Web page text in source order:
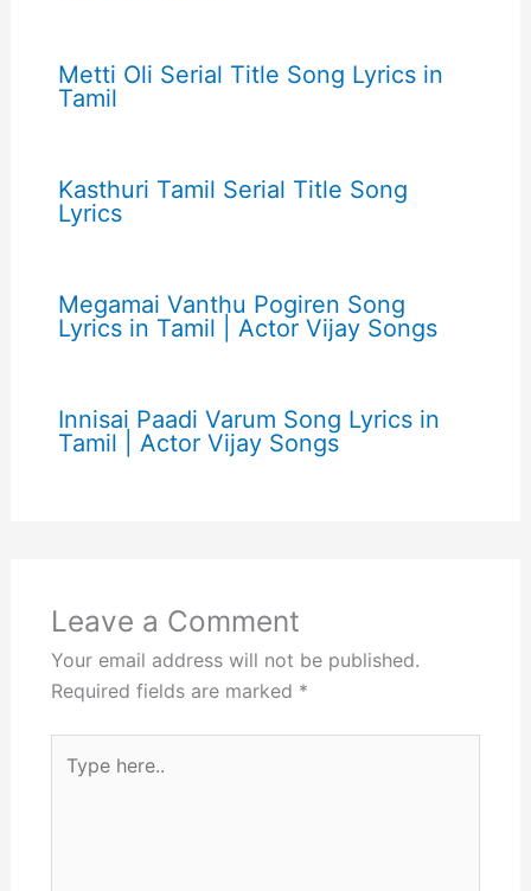
Metti Oli Serial Title Song Lyrics in
Tamil
Kasthuri Tamil Serial Title Song
Lyrics
Megamai Vanthu Pogiren Song
Lyrics in Tamil | Actor Vijay Songs
Innisai Paadi Varum Song Lyrics in
Tamil | Actor Vijay Songs
Leave a Comment
Your email address will not be published.
Required fields are marked *
here..